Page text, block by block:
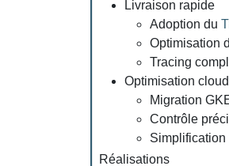
Livraison rapide
Adoption du
Optimisation
Tracing
Optimisation cloud
Migration
Contrôle
Simplification
Réalisations